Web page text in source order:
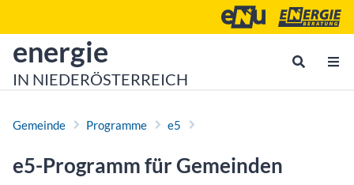
Energie- und
zur Startseite von
energie
IN NIEDERÖSTERREICH
Gemeinde Programme e5
e5-Programm für Gemeinden